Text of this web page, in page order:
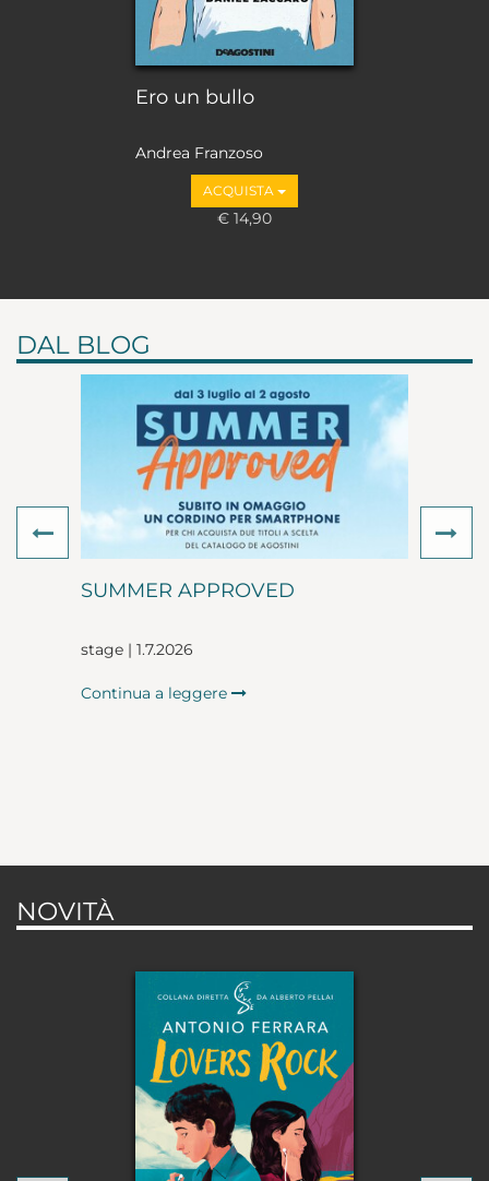
Ero un bullo
Andrea Franzoso
ACQUISTA
€ 14,90
DAL BLOG
SUMMER APPROVED
stage | 1.7.2026
Continua a leggere
Previous
NOVITÀ